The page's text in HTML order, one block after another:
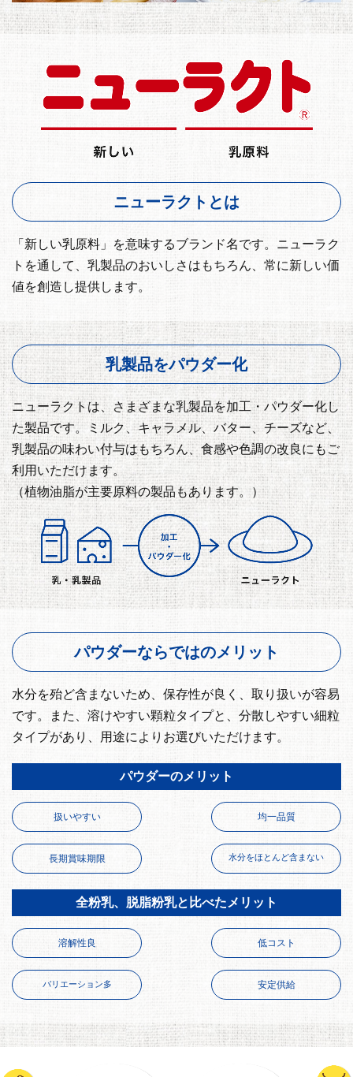
ニューラクトとは
「新しい乳原料」を意味するブランド名です。ニューラク
トを通して、乳製品のおいしさはもちろん、常に新しい価
値を創造し提供します。
乳製品をパウダー化
ニューラクトは、さまざまな乳製品を加工・パウダー化し
た製品です。ミルク、キャラメル、バター、チーズなど、
乳製品の味わい付与はもちろん、食感や色調の改良にもご
利用いただけます。
（植物油脂が主要原料の製品もあります。）
パウダーならではのメリット
水分を殆ど含まないため、保存性が良く、取り扱いが容易
です。また、溶けやすい顆粒タイプと、分散しやすい細粒
タイプがあり、用途によりお選びいただけます。
パウダーのメリット
扱いやすい 均一品質
長期賞味期限 水分をほとんど含まない
全粉乳、脱脂粉乳と 比べたメリット
溶解性良 低コスト
バリエーション多 安定供給